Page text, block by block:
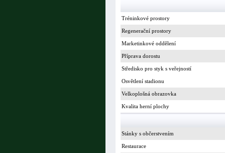
Tréninkové prostory
Regenerační prostory
Marketinkové oddělení
Příprava dorostu
Středisko pro styk s veřejností
Osvětlení stadionu
Velkoplošná obrazovka
Kvalita herní plochy
Stánky s občerstvením
Restaurace